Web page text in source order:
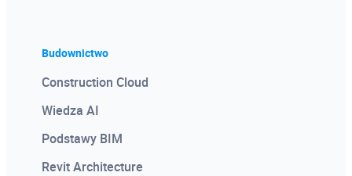
Budownictwo
Construction Cloud
Wiedza AI
Podstawy BIM
Revit Architecture